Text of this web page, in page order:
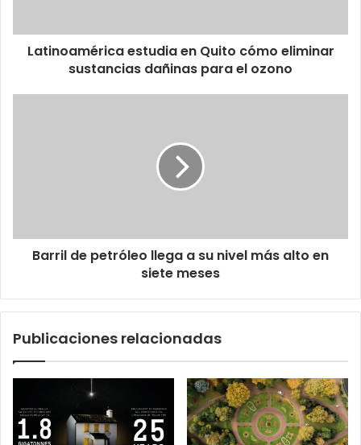
para
Latinoamérica estudia en Quito cómo eliminar
sustancias dañinas para el ozono
alto
Barril de petróleo llega a su nivel más alto en
siete meses
Publicaciones relacionadas